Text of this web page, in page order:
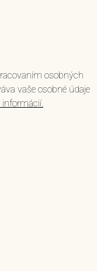
osobných
vaše osobné údaje
informácií.